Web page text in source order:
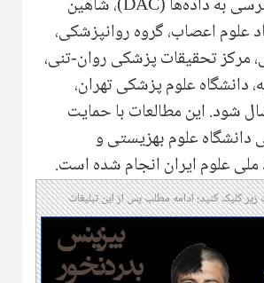
به داده‌ها (DAC)، شاهین
علوم اعصاب، گروه روانپزشکی،
مرکز تحقیقات پزشکی روان-تنی،
دانشگاه علوم پزشکی تهران،
شود. این مطالعات با حمایت
علوم بهزیستی و
ملی علوم ایران انجام شده است.
کلیک کنید؛ ادامه مطلب پس از این تبلیغات